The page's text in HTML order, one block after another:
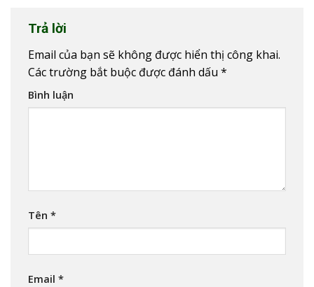
Trả lời
Email của bạn sẽ không được hiển thị công khai.
Các trường bắt buộc được đánh dấu *
Bình luận
Tên *
Email *